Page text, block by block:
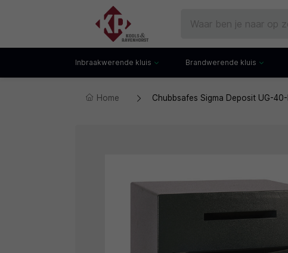
Inbraakwerende kluis
Gecertificeerde kluis
Brandwerende kluis
Documentenkluis
Home Chubbsafes Sigma Deposit UG-